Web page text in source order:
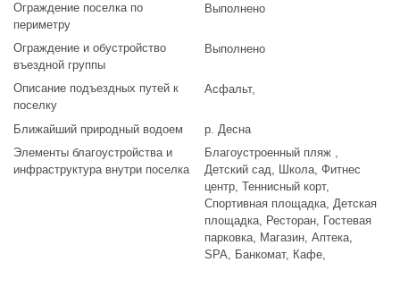
Ограждение поселка по
периметру
Выполнено
Ограждение и обустройство
въездной группы
Выполнено
Описание подъездных путей к
поселку
Асфальт,
Ближайший природный водоем
р. Десна
Элементы благоустройства и
инфраструктура внутри поселка
Благоустроенный пляж ,
Детский сад, Школа, Фитнес
центр, Теннисный корт,
Спортивная площадка, Детская
площадка, Ресторан, Гостевая
парковка, Магазин, Аптека,
SPA, Банкомат, Кафе,